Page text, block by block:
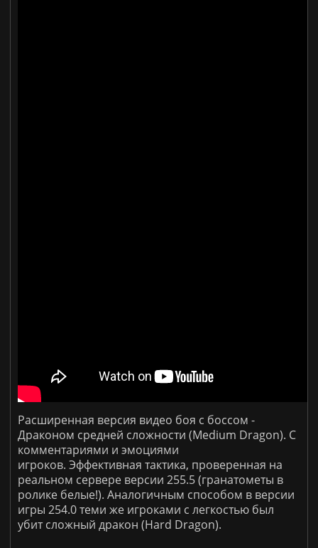
Расширенная версия видео боя с боссом -
Драконом средней сложности (Medium Dragon). С
комментариями и эмоциями
игроков. Эффективная тактика, проверенная на
реальном сервере версии 255.5 (гранатометы в
ролике белые!). Аналогичным способом в версии
игры 254.0 теми же игроками с легкостью был
убит сложный дракон (Hard Dragon).